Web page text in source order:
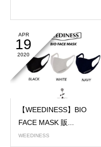
APR
19
2020
【WEEDINESS】BIO
FACE MASK 販...
WEEDINESS